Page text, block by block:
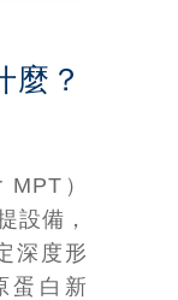
？
）
設備，
深度形
蛋白新